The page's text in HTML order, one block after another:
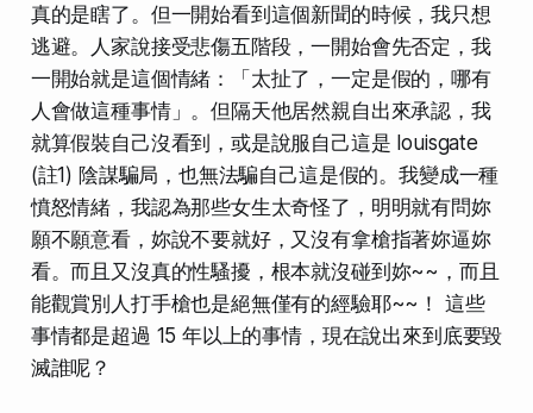
真的是瞎了。但一開始看到這個新聞的時候，我只想
逃避。人家說接受悲傷五階段，一開始會先否定，我
一開始就是這個情緒：「太扯了，一定是假的，哪有
人會做這種事情」。但隔天他居然親自出來承認，我
就算假裝自己沒看到，或是說服自己這是 louisgate
(註1) 陰謀騙局，也無法騙自己這是假的。我變成一種
憤怒情緒，我認為那些女生太奇怪了，明明就有問妳
願不願意看，妳說不要就好，又沒有拿槍指著妳逼妳
看。而且又沒真的性騷擾，根本就沒碰到妳~~，而且
能觀賞別人打手槍也是絕無僅有的經驗耶~~！ 這些
事情都是超過 15 年以上的事情，現在說出來到底要毀
滅誰呢？